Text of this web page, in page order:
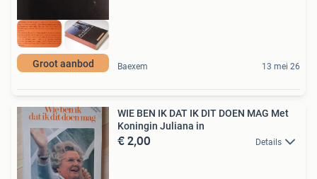
Groot aanbod Baexem 13 mei 26
WIE BEN IK DAT IK DIT DOEN MAG Met
Koningin Juliana in
€ 2,00 Details